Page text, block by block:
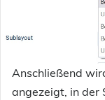
Anschließend
angezeigt, in der